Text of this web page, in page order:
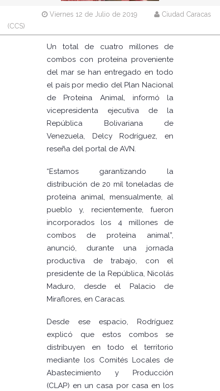
Viernes 12 de Julio de 2019
Ciudad Caracas
(CCS)
Un total de cuatro millones de
combos con proteína proveniente
del mar se han entregado en todo
el país por medio del Plan Nacional
de Proteína Animal, informó la
vicepresidenta ejecutiva de la
República Bolivariana de
Venezuela, Delcy Rodríguez, en
reseña del portal de AVN.
“Estamos garantizando la
distribución de 20 mil toneladas de
proteína animal, mensualmente, al
pueblo y, recientemente, fueron
incorporados los 4 millones de
combos de proteína animal”,
anunció, durante una jornada
productiva de trabajo, con el
presidente de la República, Nicolás
Maduro, desde el Palacio de
Miraflores, en Caracas.
Desde ese espacio, Rodríguez
explicó que estos combos se
distribuyen en todo el territorio
mediante los Comités Locales de
Abastecimiento y Producción
(CLAP) en un casa por casa en los